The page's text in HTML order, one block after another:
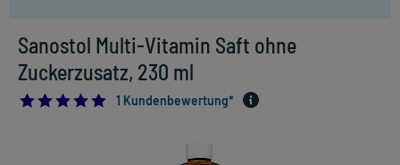
Sanostol Multi-Vitamin Saft ohne
Zuckerzusatz, 230 ml
5.01 Kundenbewertung*